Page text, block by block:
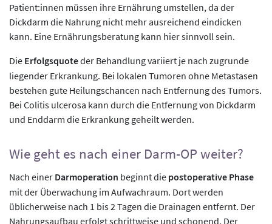
Patient:innen müssen ihre Ernährung umstellen, da der
Dickdarm die Nahrung nicht mehr ausreichend eindicken
kann. Eine Ernährungsberatung kann hier sinnvoll sein.
Die Erfolgsquoteder Behandlung variiert je nach zugrunde
liegender Erkrankung. Bei lokalen Tumoren ohne Metastasen
bestehen gute Heilungschancen nach Entfernung des Tumors.
Bei Colitis ulcerosa kann durch die Entfernung von Dickdarm
und Enddarm die Erkrankung geheilt werden.
Wie geht es nach einer Darm-OP weiter?
Nach einer Darmoperation beginnt die postoperative Phase
mit der Überwachung im Aufwachraum. Dort werden
üblicherweise nach 1 bis 2 Tagen die Drainagen entfernt. Der
Nahrungsaufbau erfolgt schrittweise und schonend. Der